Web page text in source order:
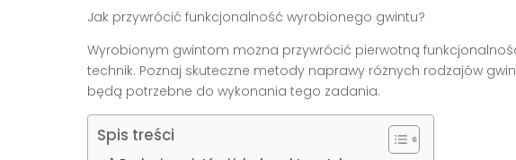
Jak przywrócić funkcjonalność wyrobionego gwintu?
Wyrobionym gwintom można przywrócić pierwotną
technik. Poznaj skuteczne metody naprawy różnych rodzajów
będą potrzebne do wykonania tego zadania.
Spis treści